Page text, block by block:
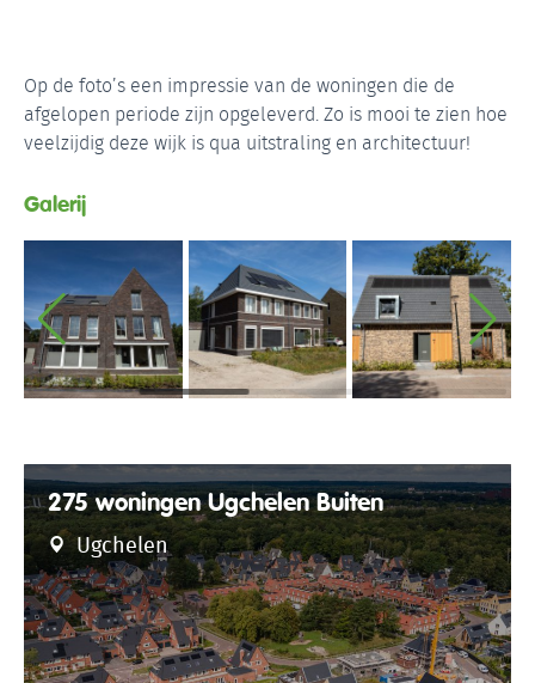
Op de foto’s een impressie van de woningen die de
afgelopen periode zijn opgeleverd. Zo is mooi te zien hoe
veelzijdig deze wijk is qua uitstraling en architectuur!
Galerij
275 woningen Ugchelen Buiten
Ugchelen